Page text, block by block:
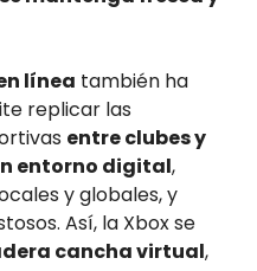
línea también ha
replicar las
entre clubes y
entorno digital,
y globales, y
Así, la Xbox se
cancha virtual,